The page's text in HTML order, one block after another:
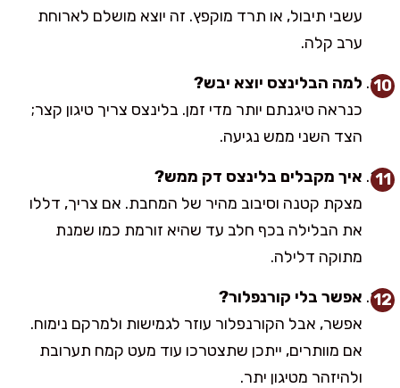
עשבי תיבול, או תרד מוקפץ. זה יוצא מושלם לארוחת
ערב קלה.
למה הבלינצס יוצא יבש?
כנראה טיגנתם יותר מדי זמן. בלינצס צריך טיגון קצר;
הצד השני ממש נגיעה.
איך מקבלים בלינצס דק ממש?
מצקת קטנה וסיבוב מהיר של המחבת. אם צריך, דללו
את הבלילה בכף חלב עד שהיא זורמת כמו שמנת
מתוקה דלילה.
אפשר בלי קורנפלור?
אפשר, אבל הקורנפלור עוזר לגמישות ולמרקם נימוח.
אם מוותרים, ייתכן שתצטרכו עוד מעט קמח תערובת
ולהיזהר מטיגון יתר.